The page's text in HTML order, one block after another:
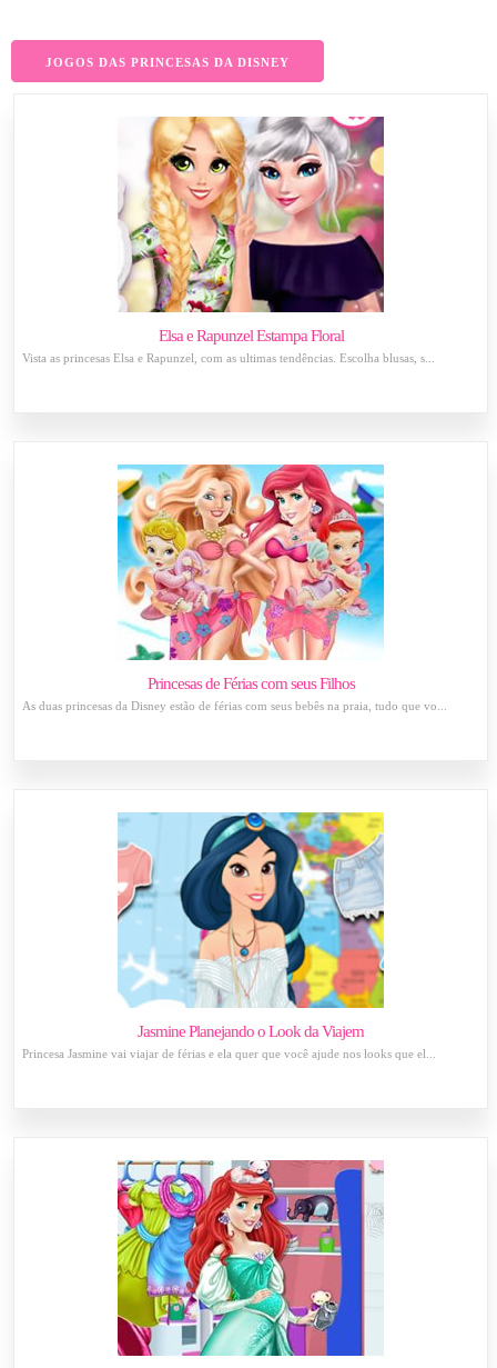
JOGOS DAS PRINCESAS DA DISNEY
Elsa e Rapunzel Estampa Floral
Vista as princesas Elsa e Rapunzel, com as ultimas tendências. Escolha blusas, s...
Princesas de Férias com seus Filhos
As duas princesas da Disney estão de férias com seus bebês na praia, tudo que vo...
Jasmine Planejando o Look da Viajem
Princesa Jasmine vai viajar de férias e ela quer que você ajude nos looks que el...